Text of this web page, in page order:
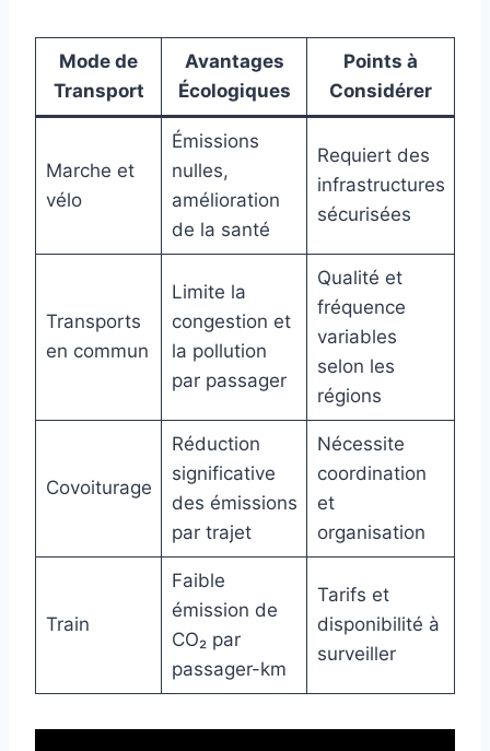
Mode de
Transport
Avantages
Écologiques
Points à
Considérer
Marche et
vélo
Émissions
nulles,
amélioration
de la santé
Requiert des
infrastructures
sécurisées
Transports
en commun
Limite la
congestion et
la pollution
par passager
Qualité et
fréquence
variables
selon les
régions
Covoiturage
Réduction
significative
des émissions
par trajet
Nécessite
coordination
et
organisation
Train
Faible
émission de
CO₂ par
passager-km
Tarifs et
disponibilité à
surveiller